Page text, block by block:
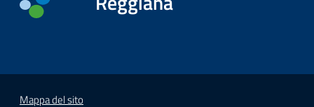
Mappa del sito